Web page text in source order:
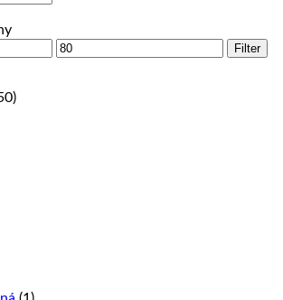
Maximálna
Filter